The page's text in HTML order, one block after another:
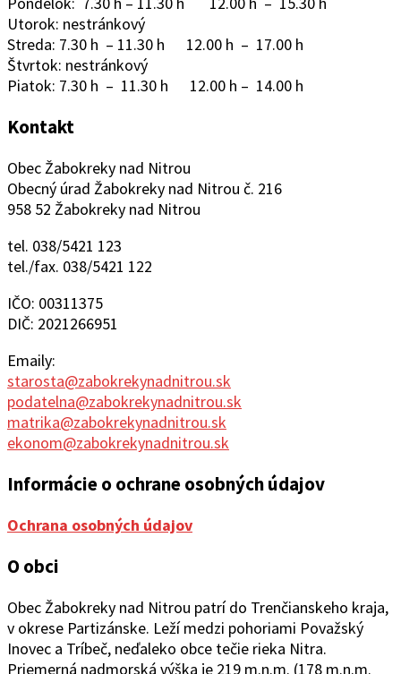
Utorok: nestránkový
Streda: 7.30 h – 11.30 h 12.00 h – 17.00 h
Štvrtok: nestránkový
Piatok: 7.30 h – 11.30 h 12.00 h – 14.00 h
Kontakt
Obec Žabokreky nad Nitrou
Obecný úrad Žabokreky nad Nitrou č. 216
958 52 Žabokreky nad Nitrou
tel. 038/5421 123
tel./fax. 038/5421 122
IČO: 00311375
DIČ: 2021266951
Emaily:
starosta@zabokrekynadnitrou.sk
podatelna@zabokrekynadnitrou.sk
matrika@zabokrekynadnitrou.sk
ekonom@zabokrekynadnitrou.sk
Informácie o ochrane osobných údajov
Ochrana osobných údajov
O obci
Obec Žabokreky nad Nitrou patrí do Trenčianskeho kraja,
v okrese Partizánske. Leží medzi pohoriami Považský
Inovec a Tríbeč, neďaleko obce tečie rieka Nitra.
Priemerná nadmorská výška je 219 m.n.m. (178 m.n.m.